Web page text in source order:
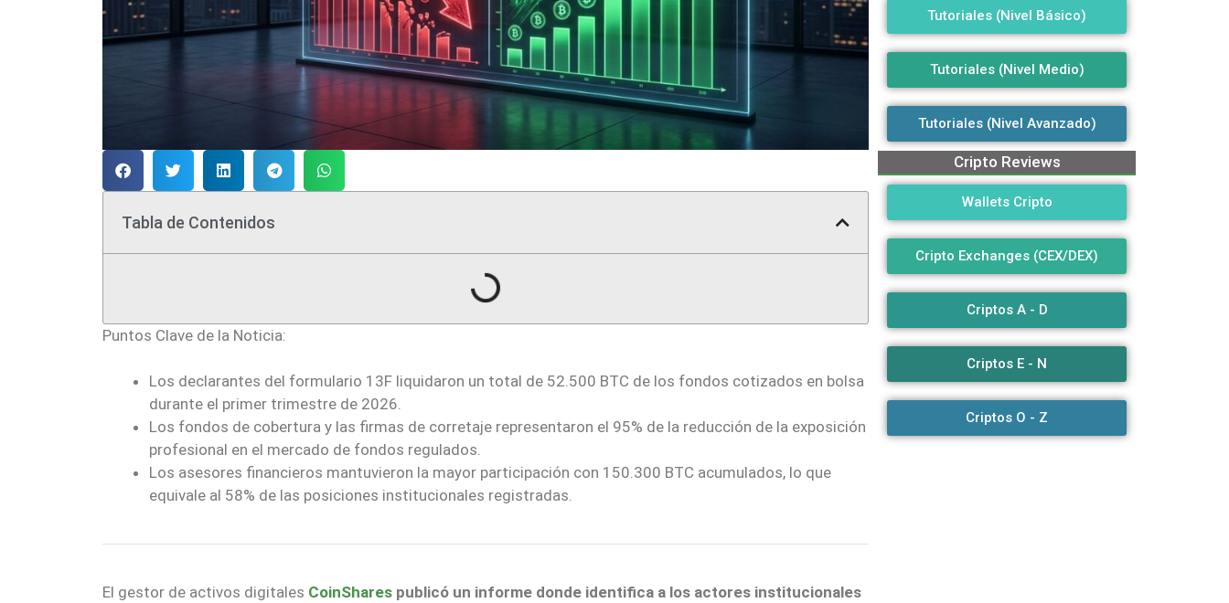
Tabla de Contenidos
Puntos Clave de la Noticia:
Los declarantes del formulario 13F liquidaron un total de 52.500 BTC de los fondos cotizados en bolsa
durante el primer trimestre de 2026.
Los fondos de cobertura y las firmas de corretaje representaron el 95% de la reducción de la exposición
profesional en el mercado de fondos regulados.
Los asesores financieros mantuvieron la mayor participación con 150.300 BTC acumulados, lo que
equivale al 58% de las posiciones institucionales registradas.
El gestor de activos digitales CoinShares publicó un informe donde identifica a los actores institucionales
Tutoriales (Nivel Básico)
Tutoriales (Nivel Medio)
Tutoriales (Nivel Avanzado)
Cripto Reviews
Wallets Cripto
Cripto Exchanges (CEX/DEX)
Criptos A - D
Criptos E - N
Criptos O - Z